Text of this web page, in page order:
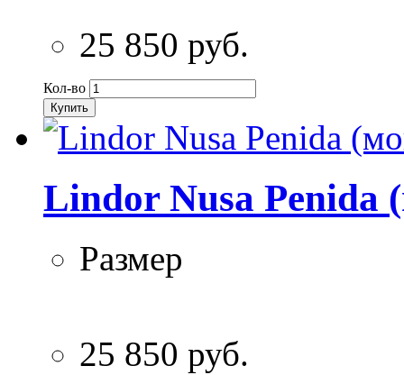
25 850 руб.
Кол-во
Купить
Lindor Nusa Penida
Размер
25 850 руб.